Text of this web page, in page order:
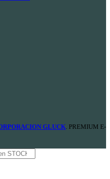
GLUCK . PREMIUM E-